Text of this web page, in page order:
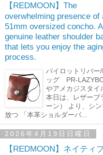
【REDMOON】The
overwhelming presence of
51mm oversized concho. A
genuine leather shoulder
that lets you enjoy the
process.
パイロットリバ
ッグ PR-
やアメカジスタイ
本日は、レザーブ
ーン） より、シ
放つ 「本革ショルダーバ...
2026年4月19日日曜日
【REDMOON】ネイティ